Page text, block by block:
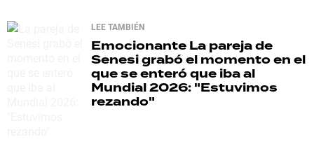
LEE TAMBIÉN
Emocionante La pareja de
Senesi grabó el momento en el
que se enteró que iba al
Mundial 2026: "Estuvimos
rezando"